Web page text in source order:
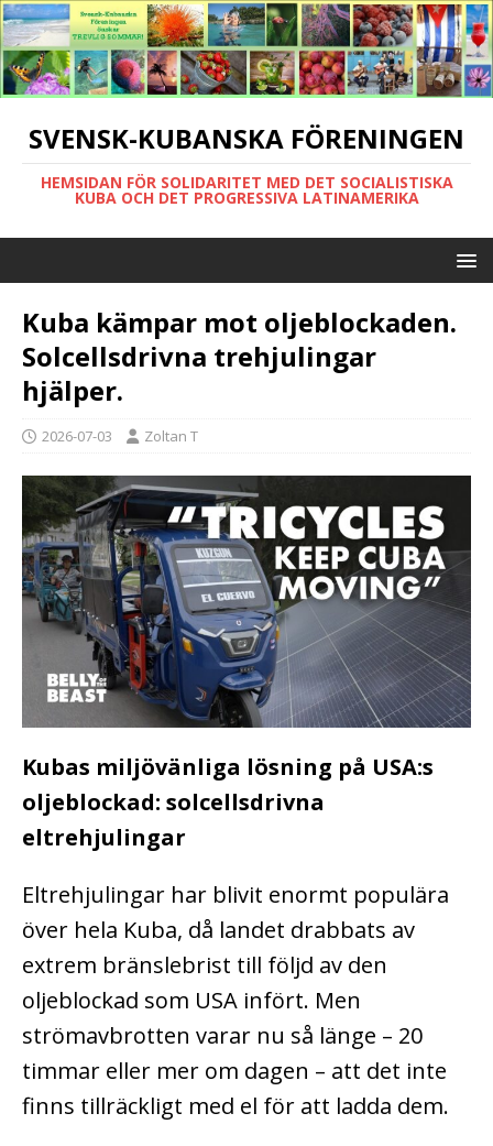
SVENSK-KUBANSKA FÖRENINGEN
HEMSIDAN FÖR SOLIDARITET MED DET SOCIALISTISKA
KUBA OCH DET PROGRESSIVA LATINAMERIKA
Kuba kämpar mot oljeblockaden.
Solcellsdrivna trehjulingar
hjälper.
2026-07-03 Zoltan T
Kubas miljövänliga lösning på USA:s
oljeblockad: solcellsdrivna
eltrehjulingar
Eltrehjulingar har blivit enormt populära
över hela Kuba, då landet drabbats av
extrem bränslebrist till följd av den
oljeblockad som USA infört. Men
strömavbrotten varar nu så länge – 20
timmar eller mer om dagen – att det inte
finns tillräckligt med el för att ladda dem.